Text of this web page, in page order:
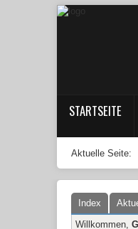
STARTSEITE
Aktuelle Seite:
Index
Willkommen,